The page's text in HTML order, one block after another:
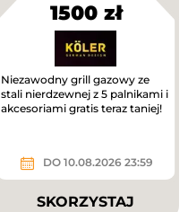
1500 zł
Niezawodny grill gazowy ze
stali nierdzewnej z 5 palnikami i
akcesoriami gratis teraz taniej!
DO 10.08.2026 23:59
SKORZYSTAJ